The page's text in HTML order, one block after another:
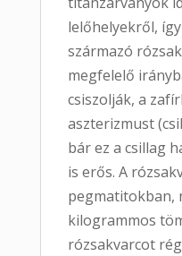
lelőhelyekről,
származó
megfelelő
csiszolják, a
aszterizmust
bár ez a csillag
is erős. A
pegmatitokban,
kilogrammos
rózsakvarcot